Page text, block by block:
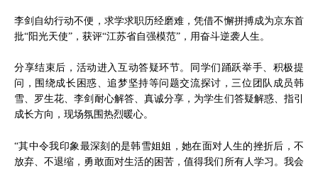
李剑自幼行动不便，求学求职历经磨难，凭借不懈拼搏成为京东首
批“阳光天使”，获评“江苏省自强模范”，用奋斗逆袭人生。
分享结束后，活动进入互动答疑环节。同学们踊跃举手、积极提
问，围绕成长困惑、追梦坚持等问题交流探讨，三位团队成员韩
雪、罗生花、李剑耐心解答、真诚分享，为学生们答疑解惑、指引
成长方向，现场氛围热烈暖心。
“其中令我印象最深刻的是韩雪姐姐，她在面对人生的挫折后，不
放弃、不退缩，勇敢面对生活的困苦，值得我们所有人学习。我会